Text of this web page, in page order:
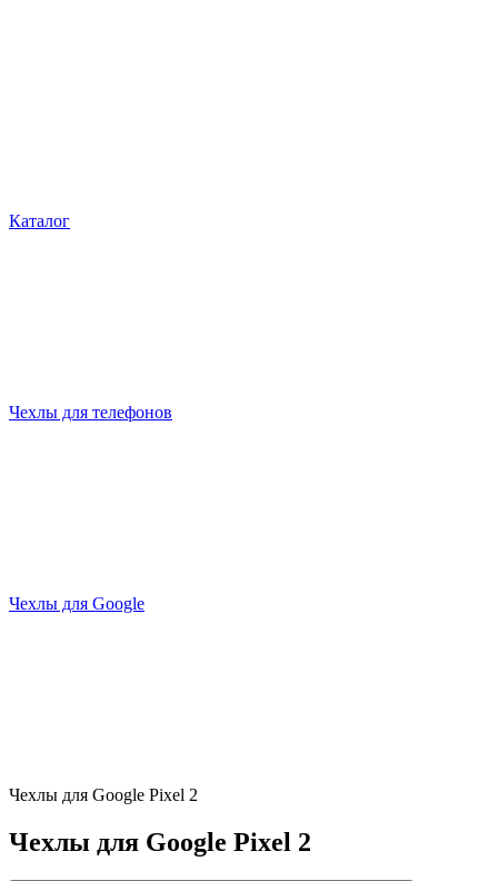
Каталог
Чехлы для телефонов
Чехлы для Google
Чехлы для Google Pixel 2
Чехлы для Google Pixel 2